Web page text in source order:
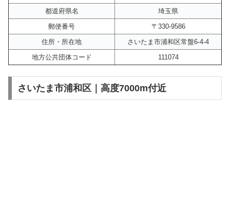
都道府県名
埼玉県
郵便番号
〒330-9586
住所・所在地
さいたま市浦和区常盤6-4-4
地方公共団体コード
111074
さいたま市浦和区｜高度7000m付近